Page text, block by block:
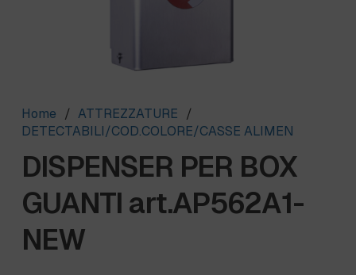
Home / ATTREZZATURE /
DETECTABILI/COD.COLORE/CASSE ALIMEN
DISPENSER PER BOX
GUANTI art.AP562A1-
NEW